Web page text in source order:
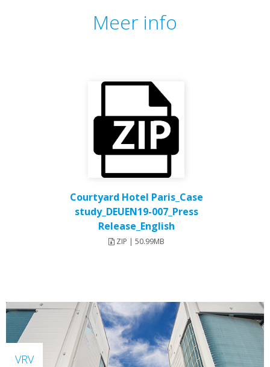
Meer info
Courtyard Hotel Paris_Case
study_DEUEN19-007_Press
Release_English
ZIP | 50.99MB
VRV